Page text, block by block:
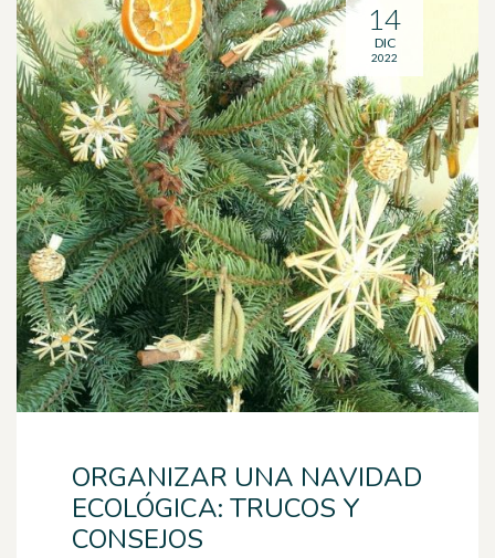
ORGANIZAR UNA NAVIDAD
ECOLÓGICA: TRUCOS Y
CONSEJOS
14
DIC
2022